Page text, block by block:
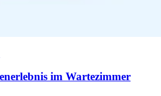
im Wartezimmer